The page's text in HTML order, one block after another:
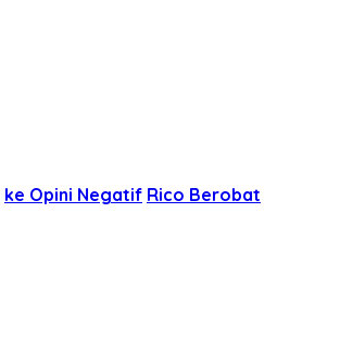
ke Opini Negatif Rico Berobat